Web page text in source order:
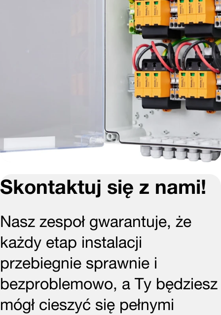
Skontaktuj się z nami!
Nasz zespoł gwarantuje, że
każdy etap instalacji
przebiegnie sprawnie i
bezproblemowo, a Ty będziesz
mógł cieszyć się pełnymi